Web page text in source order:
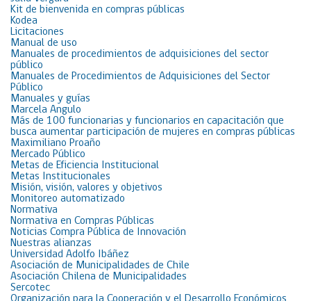
Kit de bienvenida en compras públicas
Kodea
Licitaciones
Manual de uso
Manuales de procedimientos de adquisiciones del sector
público
Manuales de Procedimientos de Adquisiciones del Sector
Público
Manuales y guías
Marcela Angulo
Más de 100 funcionarias y funcionarios en capacitación que
busca aumentar participación de mujeres en compras públicas
Maximiliano Proaño
Mercado Público
Metas de Eficiencia Institucional
Metas Institucionales
Misión, visión, valores y objetivos
Monitoreo automatizado
Normativa
Normativa en Compras Públicas
Noticias Compra Pública de Innovación
Nuestras alianzas
Universidad Adolfo Ibáñez
Asociación de Municipalidades de Chile
Asociación Chilena de Municipalidades
Sercotec